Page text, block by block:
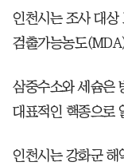
인천시는 조사 대상
검출가능농도
삼중수소와 세슘은
대표적인 핵종으로
인천시는 강화군 해